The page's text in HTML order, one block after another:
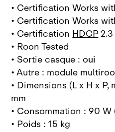
• Certification Works
• Certification Works
• CertificationHDCP2.3
• Roon Tested
• Sortie casque : oui
• Autre : module
• Dimensions (L x H x P,
mm
• Consommation : 90
• Poids : 15 kg